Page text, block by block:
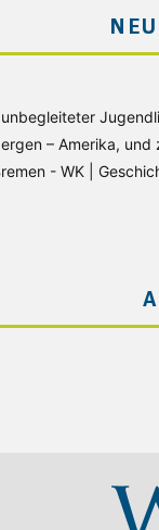
– Amerika, und
- WK |